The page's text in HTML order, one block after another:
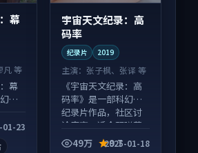
幕
凡 等
幕
向
观
01-23
宇宙天文纪录：高
码率
纪录片 2019
主演： 张子枫、张译 等
《宇宙天文纪录：高
码率》是一部科幻向
纪录片作品，社区讨
论度高，适合配弹幕
观看。
49万 9.7
2025-01-18